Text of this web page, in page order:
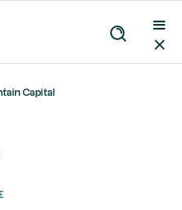
Capital